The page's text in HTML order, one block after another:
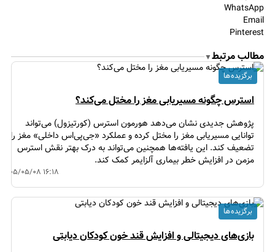
WhatsApp
Email
Pinterest
مطالب مرتبط▼
استرس چگونه مسیریابی مغز را مختل می‌کند؟
پژوهش جدیدی نشان می‌دهد هورمون استرس (کورتیزول) می‌تواند
توانایی مسیریابی مغز را مختل کرده و عملکرد «جی‌پی‌اس داخلی» مغز را
تضعیف کند. این یافته‌ها همچنین می‌تواند به درک بهتر نقش استرس
مزمن در افزایش خطر بیماری آلزایمر کمک کند.
۱۴۰۵/۰۵/۰۸ ۱۶:۱۸
برگزیده ها
بازی‌های دیجیتالی و افزایش قند خون کودکان دیابتی
برگزیده ها